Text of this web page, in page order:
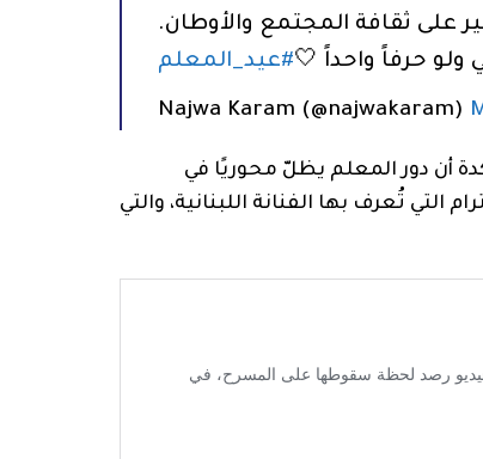
على ثقافة المجتمع والأوطان.
حرفاً واحداً 🤍#عيد_المعلم
أن دور المعلم يظلّ محوريًا في
التي تُعرف بها الفنانة اللبنانية، والتي